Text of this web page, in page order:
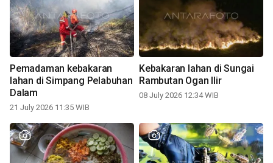
Pemadaman kebakaran
lahan di Simpang Pelabuhan
Dalam
21 July 2026 11:35 WIB
Kebakaran lahan di Sungai
Rambutan Ogan Ilir
08 July 2026 12:34 WIB